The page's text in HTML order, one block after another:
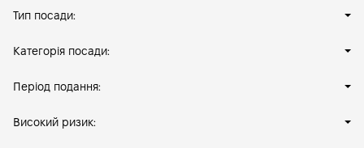
Тип посади:
Категорія посади:
Період подання:
Високий ризик: